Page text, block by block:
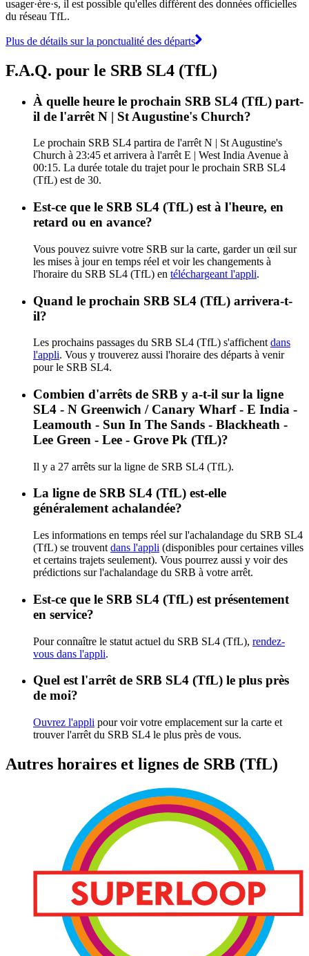
usager·ère·s, il est possible qu'elles diffèrent des données officielles
du réseau TfL.
Plus de détails sur la ponctualité des départs
F.A.Q. pour le SRB SL4 (TfL)
À quelle heure le prochain SRB SL4 (TfL) part-
il de l'arrêt N | St Augustine's Church?
Le prochain SRB SL4 partira de l'arrêt N | St Augustine's
Church à 23:45 et arrivera à l'arrêt E | West India Avenue à
00:15. La durée totale du trajet pour le prochain SRB SL4
(TfL) est de 30.
Est-ce que le SRB SL4 (TfL) est à l'heure, en
retard ou en avance?
Vous pouvez suivre votre SRB sur la carte, garder un œil sur
les mises à jour en temps réel et voir les changements à
l'horaire du SRB SL4 (TfL) en téléchargeant l'appli.
Quand le prochain SRB SL4 (TfL) arrivera-t-
il?
Les prochains passages du SRB SL4 (TfL) s'affichent dans
l'appli. Vous y trouverez aussi l'horaire des départs à venir
pour le SRB SL4.
Combien d'arrêts de SRB y a-t-il sur la ligne
SL4 - N Greenwich / Canary Wharf - E India -
Leamouth - Sun In The Sands - Blackheath -
Lee Green - Lee - Grove Pk (TfL)?
Il y a 27 arrêts sur la ligne de SRB SL4 (TfL).
La ligne de SRB SL4 (TfL) est-elle
généralement achalandée?
Les informations en temps réel sur l'achalandage du SRB SL4
(TfL) se trouvent dans l'appli (disponibles pour certaines villes
et certains trajets seulement). Vous pourrez aussi y voir des
prédictions sur l'achalandage du SRB à votre arrêt.
Est-ce que le SRB SL4 (TfL) est présentement
en service?
Pour connaître le statut actuel du SRB SL4 (TfL), rendez-
vous dans l'appli.
Quel est l'arrêt de SRB SL4 (TfL) le plus près
de moi?
Ouvrez l'appli pour voir votre emplacement sur la carte et
trouver l'arrêt du SRB SL4 le plus près de vous.
Autres horaires et lignes de SRB (TfL)